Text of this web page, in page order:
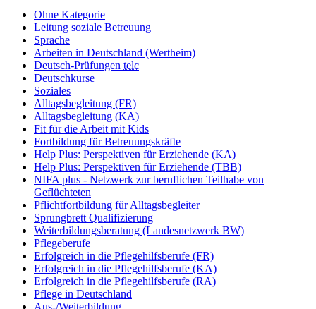
Ohne Kategorie
Leitung soziale Betreuung
Sprache
Arbeiten in Deutschland (Wertheim)
Deutsch-Prüfungen telc
Deutschkurse
Soziales
Alltagsbegleitung (FR)
Alltagsbegleitung (KA)
Fit für die Arbeit mit Kids
Fortbildung für Betreuungskräfte
Help Plus: Perspektiven für Erziehende (KA)
Help Plus: Perspektiven für Erziehende (TBB)
NIFA plus - Netzwerk zur beruflichen Teilhabe von
Geflüchteten
Pflichtfortbildung für Alltagsbegleiter
Sprungbrett Qualifizierung
Weiterbildungsberatung (Landesnetzwerk BW)
Pflegeberufe
Erfolgreich in die Pflegehilfsberufe (FR)
Erfolgreich in die Pflegehilfsberufe (KA)
Erfolgreich in die Pflegehilfsberufe (RA)
Pflege in Deutschland
Aus-/Weiterbildung